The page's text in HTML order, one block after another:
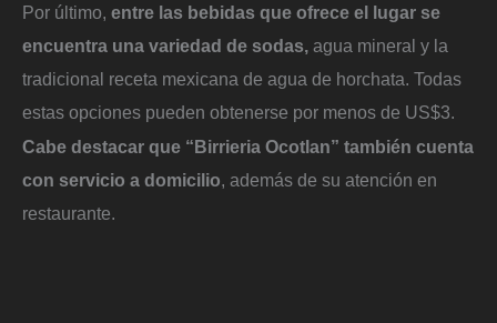
Por último, entre las bebidas que ofrece el lugar se
encuentra una variedad de sodas, agua mineral y la
tradicional receta mexicana de agua de horchata. Todas
estas opciones pueden obtenerse por menos de US$3.
Cabe destacar que “Birrieria Ocotlan” también cuenta
con servicio a domicilio, además de su atención en
restaurante.